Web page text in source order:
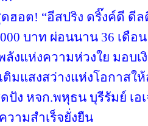
ฮอต! “อีสปริง ดริ๊งค์ดี ดี
บาท ผ่อนนาน 36 เดือน
พลังแห่งความห่วงใย มอ
ติมแสงสว่างแห่งโอกาสใ
ปัง หจก.พหุธน บุรีรัมย์ เอ
ามสำเร็จยั่งยืน